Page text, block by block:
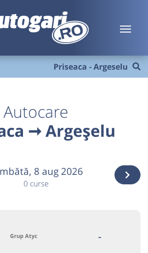
Priseaca - Argeselu
Autocare
➞ Argeșelu
8 aug 2026
0 curse
Grup Atyc -